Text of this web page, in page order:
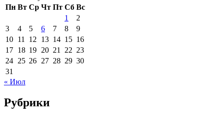
Пн Вт Ср Чт Пт Сб Вс
1
2
3
4 5 6 7 8
9
10 11 12 13 14 15 16
17 18 19 20 21 22 23
24 25 26 27 28 29 30
31
« Июл
Рубрики